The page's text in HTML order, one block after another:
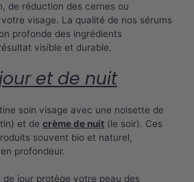
de réduction des cernes ou
visage. La qualité de nos sérums
profonde des ingrédients
visible et durable.
et de nuit
soin visage avec une noisette de
et de crème de nuit (le soir). Ces
souvent bio et naturel,
profondeur.
jour protège votre peau des